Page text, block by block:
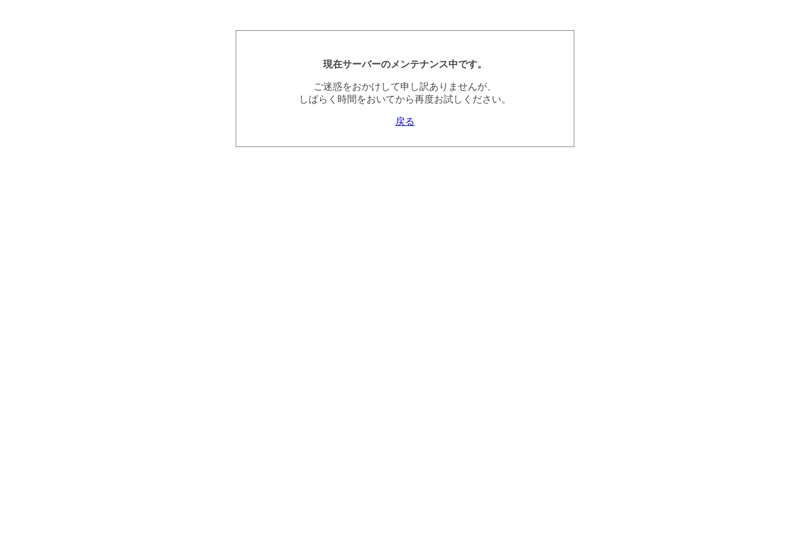
現在サーバーのメンテナンス中です。
ご迷惑をおかけして申し訳ありませんが、
しばらく時間をおいてから再度お試しください。
戻る